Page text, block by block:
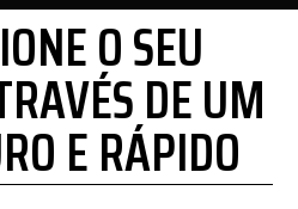
O SEU
DE UM
E RÁPIDO